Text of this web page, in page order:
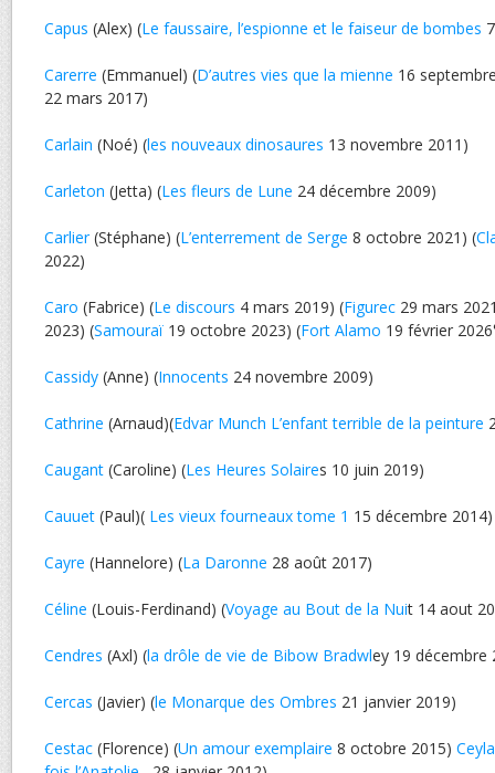
Capus (Alex) (Le faussaire, l’espionne et le faiseur de bombes
Carerre (Emmanuel) (D’autres vies que la mienne 16
22 mars 2017)
Carlain (Noé) (les nouveaux dinosaures 13 novembre 2011)
Carleton (Jetta) (Les fleurs de Lune 24 décembre 2009)
Carlier(Stéphane) (L’enterrement de Serge 8 octobre 2021) (
2022)
Caro (Fabrice) (Le discours 4 mars 2019) (Figurec 29 mars
2023) (Samouraï 19 octobre 2023) (Fort Alamo 19 février
Cassidy (Anne) (Innocents 24 novembre 2009)
Cathrine (Arnaud)(Edvar Munch L’enfant terrible de la peinture
Caugant (Caroline) (Les Heures Solaires 10 juin 2019)
Cauuet (Paul)( Les vieux fourneaux tome 1 15 décembre 2014)
Cayre (Hannelore) (La Daronne 28 août 2017)
Céline (Louis-Ferdinand) (Voyage au Bout de la Nuit 14 aout
Cendres (Axl) (la drôle de vie de Bibow Bradwley 19 décembre
Cercas (Javier) (le Monarque des Ombres 21 janvier 2019)
Cestac (Florence) (Un amour exemplaire 8 octobre 2015)